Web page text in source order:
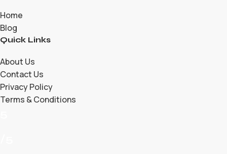
Home
Blog
Quick Links
About Us
Contact Us
Privacy Policy
Terms & Conditions